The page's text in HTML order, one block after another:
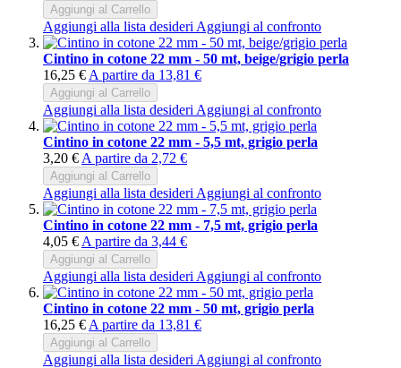
Aggiungi al Carrello
Aggiungi alla lista desideri Aggiungi al confronto
Cintino in cotone 22 mm - 50 mt, beige/grigio perla
16,25 € A partire da 13,81 €
Aggiungi al Carrello
Aggiungi alla lista desideri Aggiungi al confronto
Cintino in cotone 22 mm - 5,5 mt, grigio perla
3,20 € A partire da 2,72 €
Aggiungi al Carrello
Aggiungi alla lista desideri Aggiungi al confronto
Cintino in cotone 22 mm - 7,5 mt, grigio perla
4,05 € A partire da 3,44 €
Aggiungi al Carrello
Aggiungi alla lista desideri Aggiungi al confronto
Cintino in cotone 22 mm - 50 mt, grigio perla
16,25 € A partire da 13,81 €
Aggiungi al Carrello
Aggiungi alla lista desideri Aggiungi al confronto